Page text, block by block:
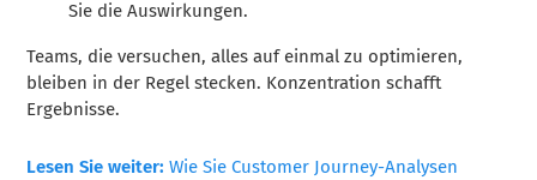
Sie die Auswirkungen.
Teams, die versuchen, alles auf einmal zu optimieren,
bleiben in der Regel stecken. Konzentration schafft
Ergebnisse.
Lesen Sie weiter:Wie Sie Customer Journey-Analysen